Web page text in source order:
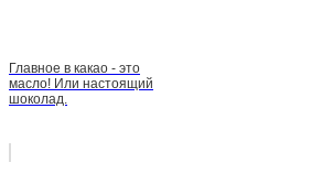
Главное в какао - это
масло! Или настоящий
шоколад.